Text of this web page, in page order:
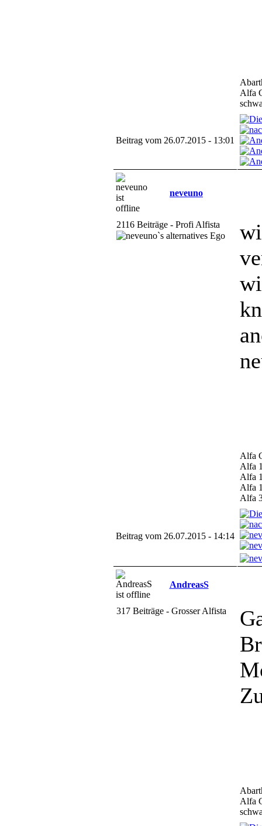
Alfa
Beitrag vom 26.07.2015 - 13:01
neveuno
2116 Beiträge - Profi Alfista
Alfa
Alfa
Alfa
Alfa
Alfa
Beitrag vom 26.07.2015 - 14:14
AndreasS
317 Beiträge - Grosser Alfista
Alfa